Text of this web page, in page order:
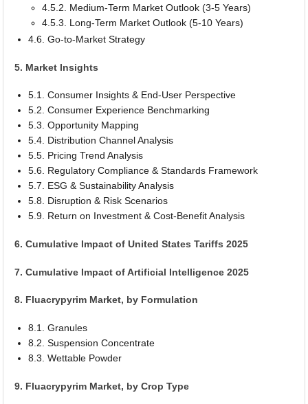
4.5.2. Medium-Term Market Outlook (3-5 Years)
4.5.3. Long-Term Market Outlook (5-10 Years)
4.6. Go-to-Market Strategy
5. Market Insights
5.1. Consumer Insights & End-User Perspective
5.2. Consumer Experience Benchmarking
5.3. Opportunity Mapping
5.4. Distribution Channel Analysis
5.5. Pricing Trend Analysis
5.6. Regulatory Compliance & Standards Framework
5.7. ESG & Sustainability Analysis
5.8. Disruption & Risk Scenarios
5.9. Return on Investment & Cost-Benefit Analysis
6. Cumulative Impact of United States Tariffs 2025
7. Cumulative Impact of Artificial Intelligence 2025
8. Fluacrypyrim Market, by Formulation
8.1. Granules
8.2. Suspension Concentrate
8.3. Wettable Powder
9. Fluacrypyrim Market, by Crop Type